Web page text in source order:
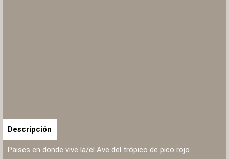
Descripción
Paises en donde vive la/el Ave del trópico de pico rojo